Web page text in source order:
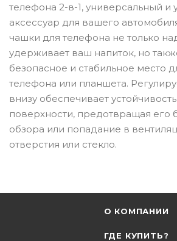
телефона 2-в-1, универсальный и
аксессуар для вашего
чашки для телефона не только
удерживает ваш напиток, но
безопасное и стабильное место
телефона или планшета.
внизу обеспечивает
поверхности, предотвращая его
обзора или попадание в
отверстия или стекло.
О КОМПАНИИ
ГДЕ КУПИТЬ?